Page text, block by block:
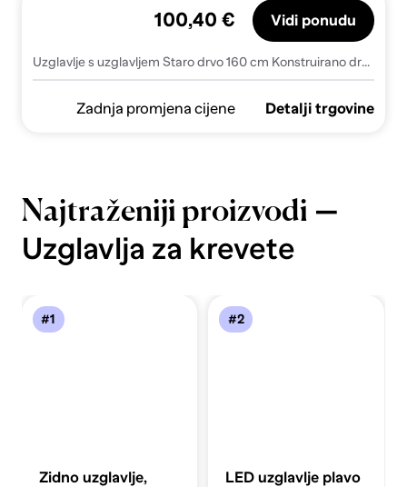
Uzglavlje s uzglavljem Staro drvo 160 cm Konstruirano drvo
100,40 € Vidi ponudu
Zadnja promjena cijene Detalji trgovine
Najtraženiji proizvodi —
Uzglavlja za krevete
#1
Zidno uzglavlje,
#2
LED uzglavlje plavo